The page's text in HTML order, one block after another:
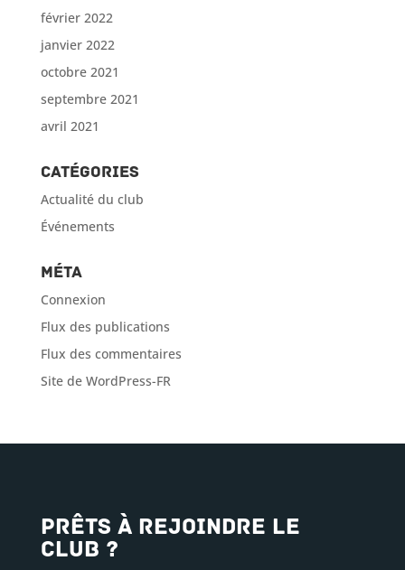
février 2022
janvier 2022
octobre 2021
septembre 2021
avril 2021
Catégories
Actualité du club
Événements
Méta
Connexion
Flux des publications
Flux des commentaires
Site de WordPress-FR
Prêts à rejoindre le
club ?